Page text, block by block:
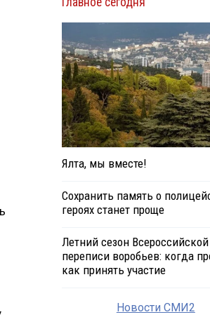
Ялта, мы вместе!
Сохранить память о
героях станет проще
Летний сезон Всероссийской
переписи воробьев: когда
как принять участие
Новости СМИ2